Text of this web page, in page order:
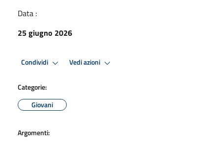
Data :
25 giugno 2026
Condividi Vedi azioni
Categorie:
Giovani
Argomenti: